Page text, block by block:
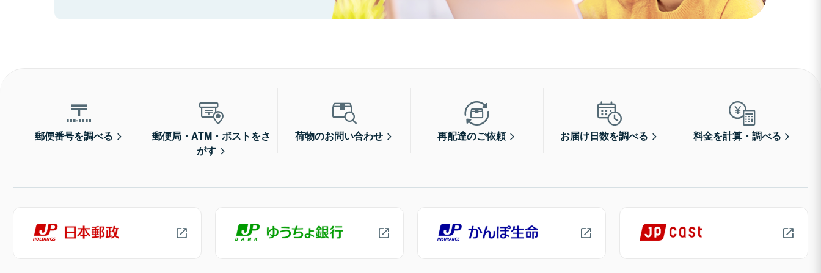
郵便番号を調べる
郵便局・ATM・ポストをさ
がす
荷物のお問い合わせ 再配達のご依頼 お届け日数を調べる 料金を計算・調べる